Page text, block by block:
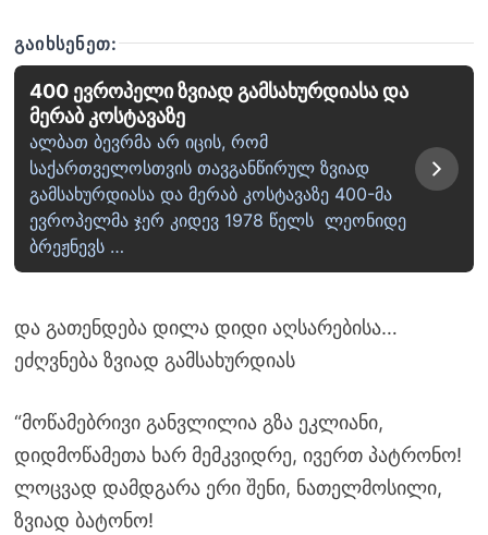
ᲒᲐᲘᲮᲡᲔᲜᲔᲗ:
400 ევროპელი ზვიად გამსახურდიასა და
მერაბ კოსტავაზე
ალბათ ბევრმა არ იცის, რომ
საქართველოსთვის თავგანწირულ ზვიად
გამსახურდიასა და მერაბ კოსტავაზე 400-მა
ევროპელმა ჯერ კიდევ 1978 წელს ლეონიდე
ბრეჟნევს …
და გათენდება დილა დიდი აღსარებისა…
ეძღვნება ზვიად გამსახურდიას
“მოწამებრივი განვლილია გზა ეკლიანი,
დიდმოწამეთა ხარ მემკვიდრე, ივერთ პატრონო!
ლოცვად დამდგარა ერი შენი, ნათელმოსილი,
ზვიად ბატონო!